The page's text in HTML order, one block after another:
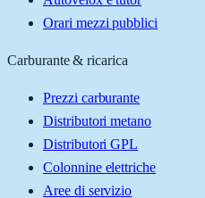
Orari mezzi pubblici
Carburante & ricarica
Prezzi carburante
Distributori metano
Distributori GPL
Colonnine elettriche
Aree di servizio